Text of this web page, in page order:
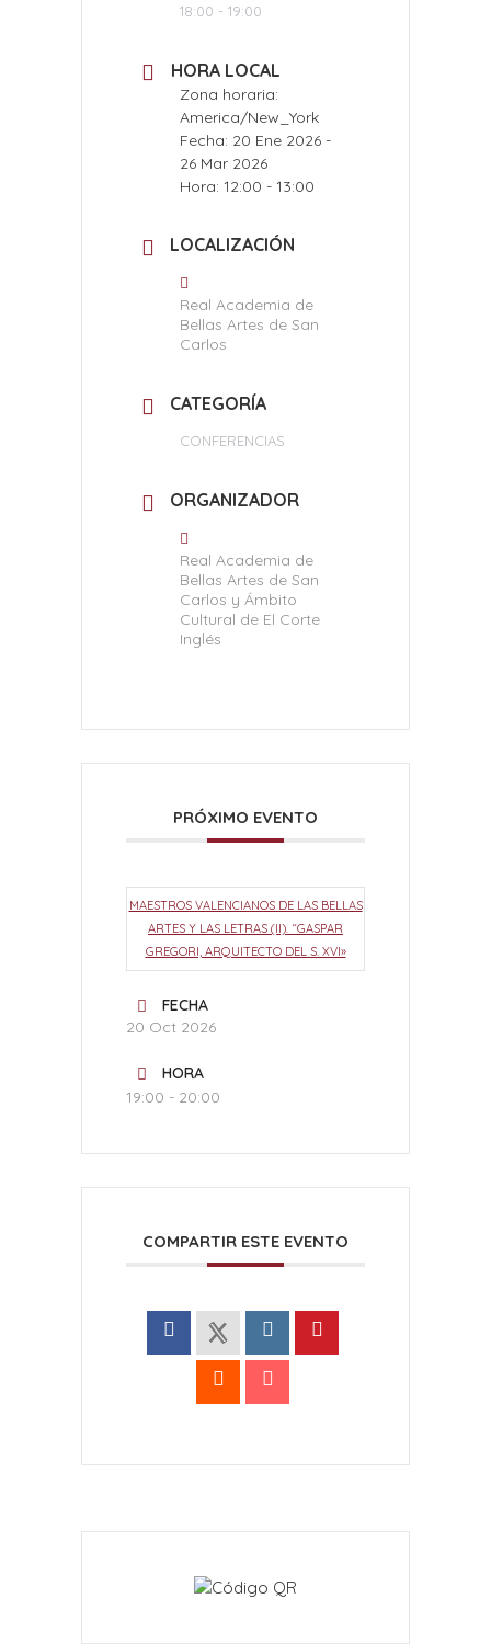
18:00 - 19:00
HORA LOCAL
Zona horaria:
America/New_York
Fecha: 20 Ene 2026 -
26 Mar 2026
Hora: 12:00 - 13:00
LOCALIZACIÓN
Real Academia de
Bellas Artes de San
Carlos
CATEGORÍA
CONFERENCIAS
ORGANIZADOR
Real Academia de
Bellas Artes de San
Carlos y Ámbito
Cultural de El Corte
Inglés
PRÓXIMO EVENTO
MAESTROS VALENCIANOS DE LAS BELLAS
ARTES Y LAS LETRAS (II). “GASPAR
GREGORI, ARQUITECTO DEL S. XVI»
FECHA
20 Oct 2026
HORA
19:00 - 20:00
COMPARTIR ESTE EVENTO